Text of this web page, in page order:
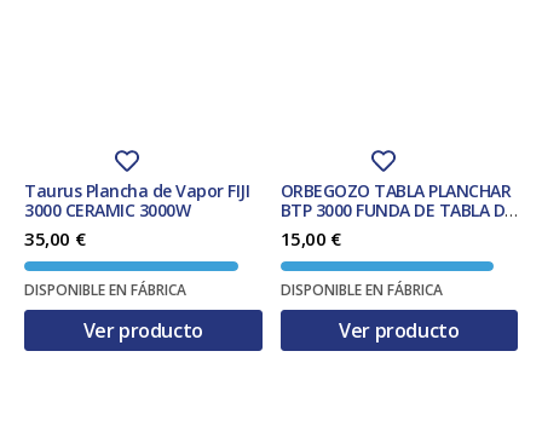
Taurus Plancha de Vapor FIJI
3000 CERAMIC 3000W
35,00 €
DISPONIBLE EN FÁBRICA
Ver producto
ORBEGOZO TABLA PLANCHAR
BTP 3000 FUNDA DE TABLA DE
PLANCHAR FUNDA
ACOLCHADA PARA TABLA DE
PLANCHAR ALGODIN AZUL
15,00 €
DISPONIBLE EN FÁBRICA
Ver producto